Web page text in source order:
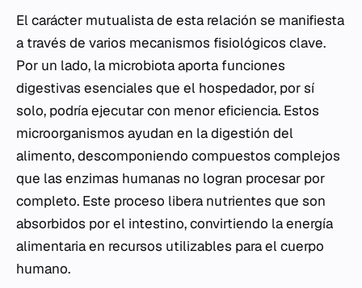
El carácter mutualista de esta relación se manifiesta
a través de varios mecanismos fisiológicos clave.
Por un lado, la microbiota aporta funciones
digestivas esenciales que el hospedador, por sí
solo, podría ejecutar con menor eficiencia. Estos
microorganismos ayudan en la digestión del
alimento, descomponiendo compuestos complejos
que las enzimas humanas no logran procesar por
completo. Este proceso libera nutrientes que son
absorbidos por el intestino, convirtiendo la energía
alimentaria en recursos utilizables para el cuerpo
humano.